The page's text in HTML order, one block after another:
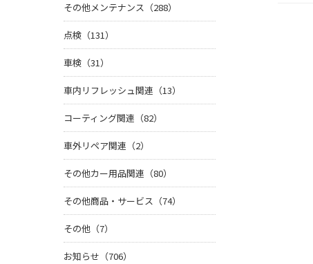
その他メンテナンス（288）
点検（131）
車検（31）
車内リフレッシュ関連（13）
コーティング関連（82）
車外リペア関連（2）
その他カー用品関連（80）
その他商品・サービス（74）
その他（7）
お知らせ（706）